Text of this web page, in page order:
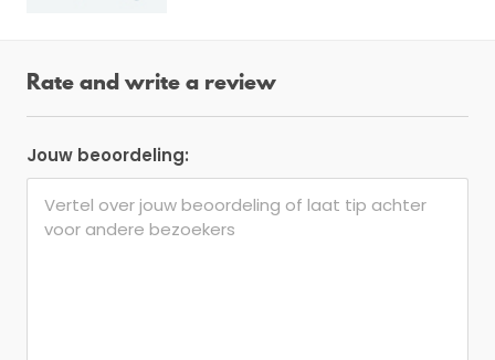
Rate and write a review
Jouw beoordeling: